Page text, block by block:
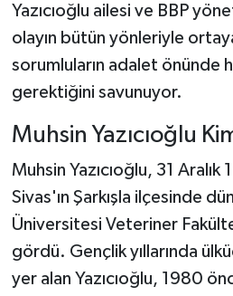
Yazıcıoğlu ailesi ve BBP
olayın bütün yönleriyle
sorumluların adalet önünde
gerektiğini savunuyor.
Muhsin Yazıcıoğlu
Muhsin Yazıcıoğlu, 31
Sivas'ın Şarkışla ilçesinde
Üniversitesi Veteriner
gördü. Gençlik yıllarında
yer alan Yazıcıoğlu, 1980